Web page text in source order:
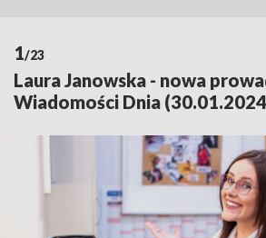
1/23
Laura Janowska - nowa
Wiadomości Dnia